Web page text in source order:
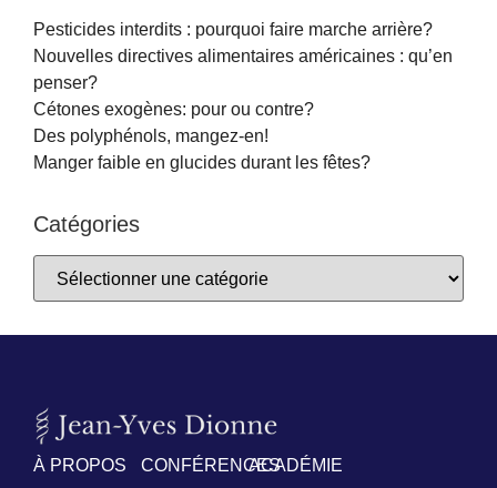
Pesticides interdits : pourquoi faire marche arrière?
Nouvelles directives alimentaires américaines : qu’en
penser?
Cétones exogènes: pour ou contre?
Des polyphénols, mangez-en!
Manger faible en glucides durant les fêtes?
Catégories
À PROPOS
CONFÉRENCESACADÉMIE